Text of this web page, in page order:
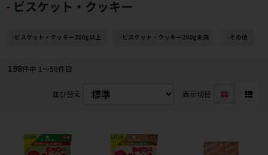
ビスケット・クッキー
ビスケット・クッキー200g以上 ビスケット・クッキー200g未満 その他
198件中 1〜50件目
並び替え 表示切替